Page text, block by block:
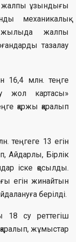
жалпы ұзындығы
механикалық
жылыда жалпы
тазалау
16,4 млн. теңге
жол картасы»
қаржы қаралып
теңгеге 13 егін
Айдарлы, Бірлік
іске қосылды.
егін жинайтын
берілді.
18 су реттегіш
жұмыстар